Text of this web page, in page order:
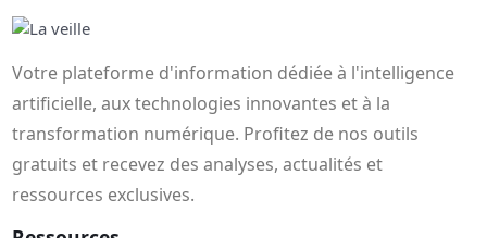
Votre plateforme d'information dédiée à l'intelligence
artificielle, aux technologies innovantes et à la
transformation numérique. Profitez de nos outils
gratuits et recevez des analyses, actualités et
ressources exclusives.